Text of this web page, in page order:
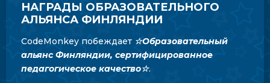
НАГРАДЫ ОБРАЗОВАТЕЛЬНОГО
АЛЬЯНСА ФИНЛЯНДИИ
CodeMonkey побеждает ☆Образовательный
альянс Финляндии, сертифицированное
педагогическое качество☆.